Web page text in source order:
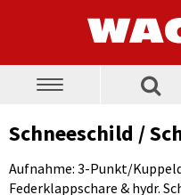
Toggle
Schneeschild /
Aufnahme: 3-Punkt/
Federklappschare & hydr.